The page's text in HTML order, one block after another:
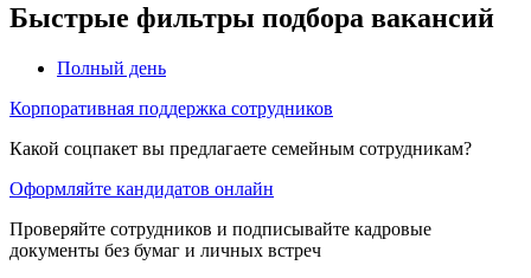
Быстрые фильтры подбора вакансий
Полный день
Корпоративная поддержка сотрудников
Какой соцпакет вы предлагаете семейным сотрудникам?
Оформляйте кандидатов онлайн
Проверяйте сотрудников и подписывайте кадровые
документы без бумаг и личных встреч